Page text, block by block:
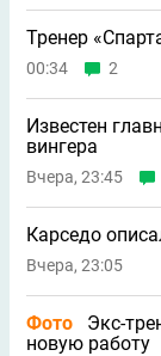
Тренер
00:34 2
Известен
вингера
Вчера, 23:45
Карседо
Вчера, 23:05
Фото
Экс-
новую работу